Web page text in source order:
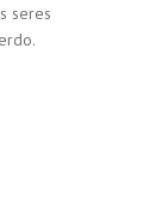
seres